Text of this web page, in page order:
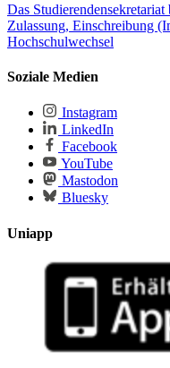
Das
Zulassung, Einschreibung
Hochschulwechsel
Soziale Medien
Instagram
LinkedIn
Facebook
YouTube
Mastodon
Bluesky
Uniapp